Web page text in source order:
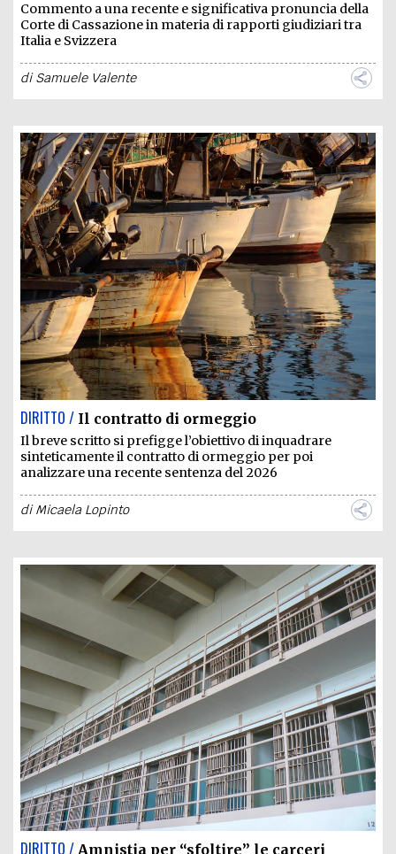
Commento a una recente e significativa pronuncia della
Corte di Cassazione in materia di rapporti giudiziari tra
Italia e Svizzera
diSamuele Valente
DIRITTO / Il contratto di ormeggio
Il breve scritto si prefigge l’obiettivo di inquadrare
sinteticamente il contratto di ormeggio per poi
analizzare una recente sentenza del 2026
diMicaela Lopinto
DIRITTO / Amnistia per “sfoltire” le carceri